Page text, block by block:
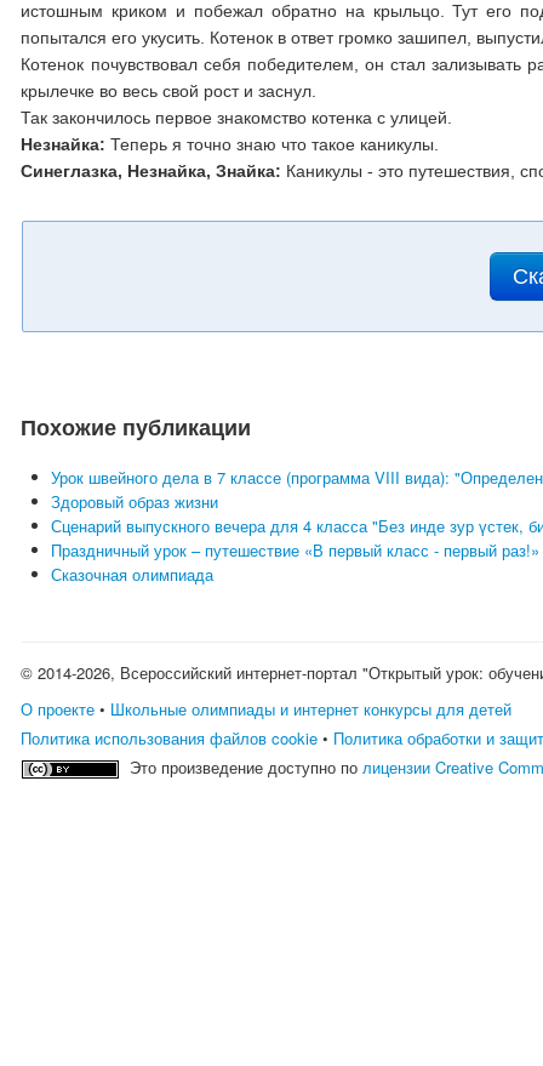
истошным криком и побежал обратно на крыльцо. Тут его
попытался его укусить. Котенок в ответ громко зашипел,
Котенок почувствовал себя победителем, он стал
крылечке во весь свой рост и заснул.
Так закончилось первое знакомство котенка с улицей.
Незнайка: Теперь я точно знаю что такое каникулы.
Синеглазка, Незнайка, Знайка: Каникулы - это путешествия,
Похожие публикации
Урок швейного дела в 7 классе (программа VIII вида):
Здоровый образ жизни
Сценарий выпускного вечера для 4 класса "Без инде зур үстек,
Праздничный урок – путешествие «В первый класс - первый раз!»
Сказочная олимпиада
© 2014-2026, Всероссийский интернет-портал "Открытый урок:
О проекте • Школьные олимпиады и интернет конкурсы для детей
Политика использования файлов cookie • Политика обработки и
Это произведение доступно полицензии Creative